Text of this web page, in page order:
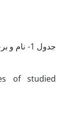
جدول 1-
of studied